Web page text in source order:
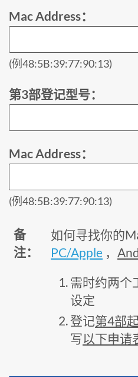
Mac Address：
(例48:5B:39:77:90:13)
第3部登记型号：
Mac Address：
(例48:5B:39:77:90:13)
备
注：
如何寻找你的
PC/Apple ，
需时约两个
设定
登记第4部
写以下申请